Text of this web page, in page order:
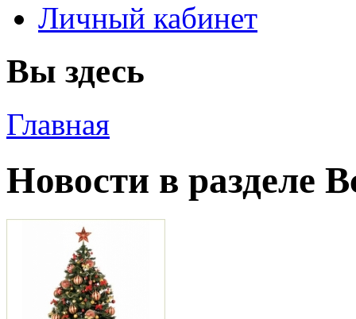
Личный кабинет
Вы здесь
Главная
Новости в разделе